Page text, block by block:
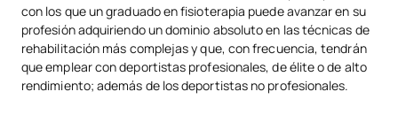
con los que un graduado en fisioterapia puede avanzar en su
profesión adquiriendo un dominio absoluto en las técnicas de
rehabilitación más complejas y que, con frecuencia, tendrán
que emplear con deportistas profesionales, de élite o de alto
rendimiento; además de los deportistas no profesionales.